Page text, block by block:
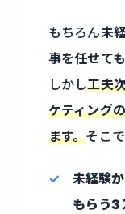
もちろん未
事を任せて
しかし工夫
ケティング
ます。そこ
未経験
もらう3